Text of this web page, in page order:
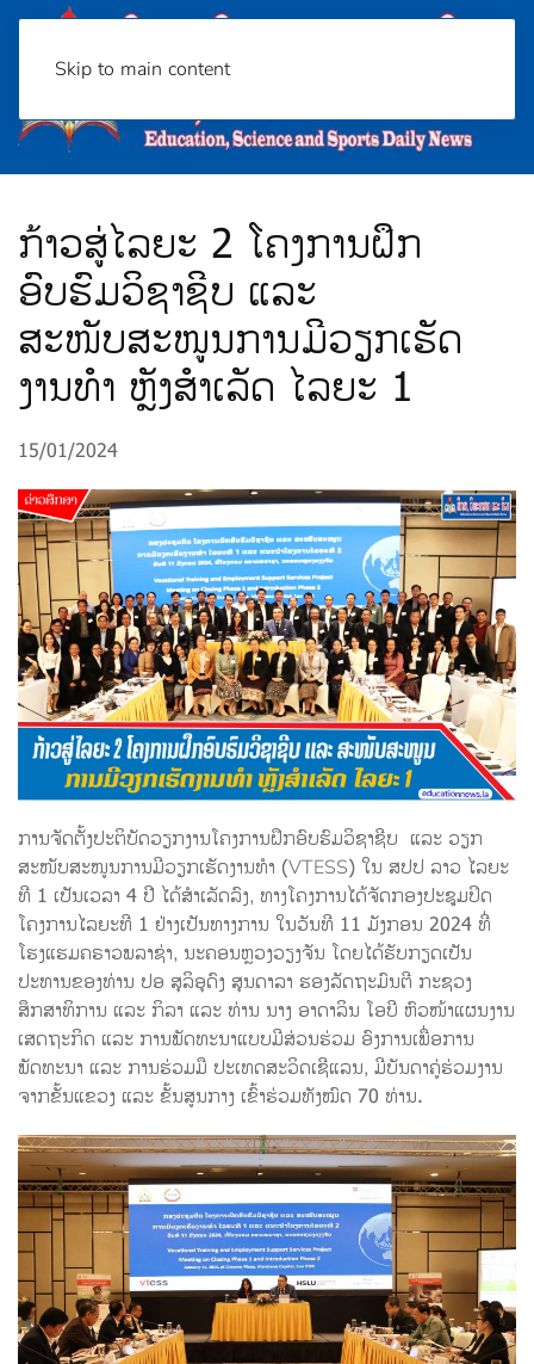
Skip to main content
ກ້າວສູ່ໄລຍະ 2 ໂຄງການຝຶກ
ອົບຮົມວິຊາຊີບ ແລະ
ສະໜັບສະໜູນການມີວຽກເຮັດ
ງານທຳ ຫຼັງສໍາເລັດ ໄລຍະ 1
15/01/2024
ການຈັດຕັ້ງປະຕິບັດວຽກງານໂຄງການຝຶກອົບຮົມວິຊາຊີບ ແລະ ວຽກ
ສະໜັບສະໜູນການມີວຽກເຮັດງານທຳ (VTESS) ໃນ ສປປ ລາວ ໄລຍະ
ທີ 1 ເປັນເວລາ 4 ປີ ໄດ້ສໍາເລັດລົງ, ທາງໂຄງການໄດ້ຈັດກອງປະຊຸມປິດ
ໂຄງການໄລຍະທີ 1 ຢ່າງເປັນທາງການ ໃນວັນທີ 11 ມັງກອນ 2024 ທີ່
ໂຮງແຮມຄຣາວພລາຊ່າ, ນະຄອນຫຼວງວຽງຈັນ ໂດຍໄດ້ຮັບກຽດເປັນ
ປະທານຂອງທ່ານ ປອ ສຸລິອຸດົງ ສຸນດາລາ ຮອງລັດຖະມົນຕີ ກະຊວງ
ສຶກສາທິການ ແລະ ກິລາ ແລະ ທ່ານ ນາງ ອາດາລິນ ໂອບີ ຫົວໜ້າແຜນງານ
ເສດຖະກິດ ແລະ ການພັດທະນາແບບມີສ່ວນຮ່ວມ ອົງການເພື່ອການ
ພັດທະນາ ແລະ ການຮ່ວມມື ປະເທດສະວິດເຊີແລນ, ມີບັນດາຄູ່ຮ່ວມງານ
ຈາກຂັ້ນແຂວງ ແລະ ຂັ້ນສູນກາງ ເຂົ້າຮ່ວມທັງໝົດ 70 ທ່ານ.